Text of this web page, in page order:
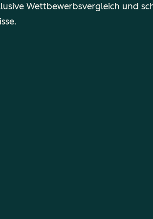
Wettbewerbsvergleich und